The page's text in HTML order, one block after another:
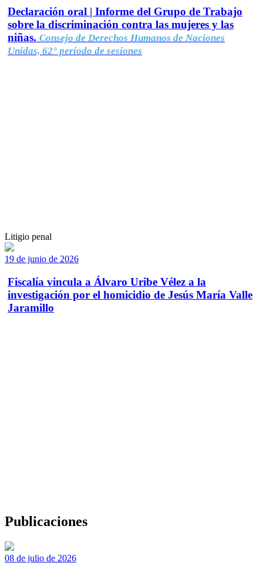
Declaración oral | Informe del Grupo de Trabajo
sobre la discriminación contra las mujeres y las
niñas. Consejo de Derechos Humanos de Naciones
Unidas, 62° período de sesiones
Litigio penal
19 de junio de 2026
Fiscalía vincula a Álvaro Uribe Vélez a la
investigación por el homicidio de Jesús María Valle
Jaramillo
Publicaciones
08 de julio de 2026